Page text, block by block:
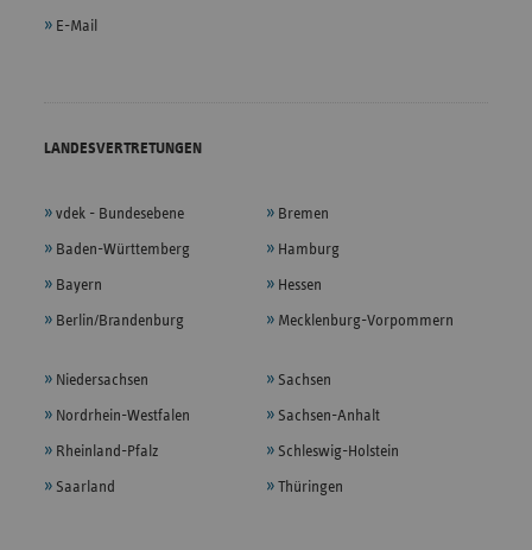
E-Mail
LANDESVERTRETUNGEN
vdek - Bundesebene
Baden-Württemberg
Bayern
Berlin/Brandenburg
Bremen
Hamburg
Hessen
Mecklenburg-Vorpommern
Niedersachsen
Nordrhein-Westfalen
Rheinland-Pfalz
Saarland
Sachsen
Sachsen-Anhalt
Schleswig-Holstein
Thüringen